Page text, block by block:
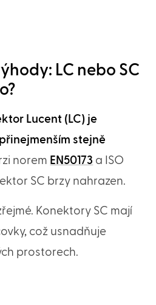
LC nebo SC
Lucent (LC) je
stejně
norem EN50173 a ISO
SC brzy nahrazen.
Konektory SC mají
což usnadňuje
prostorech.